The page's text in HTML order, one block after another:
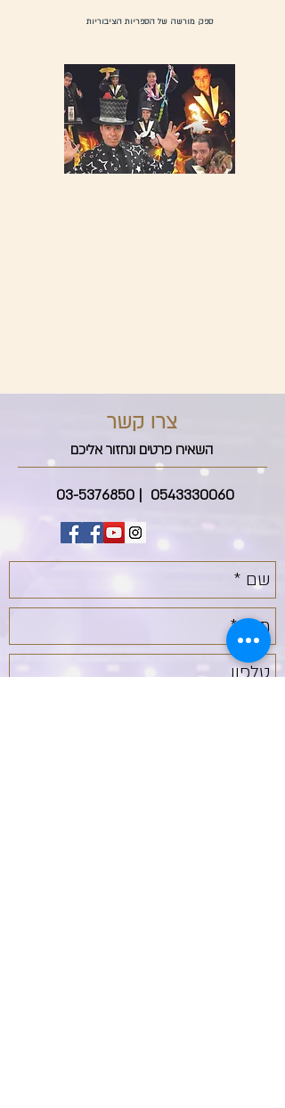
ספק‭ ‬מורשה‭ ‬של‭ ‬הספריות‭ ‬הציבוריות
צרו קשר
השאירו פרטים ונחזור אליכם
0543330060
|
03-5376850